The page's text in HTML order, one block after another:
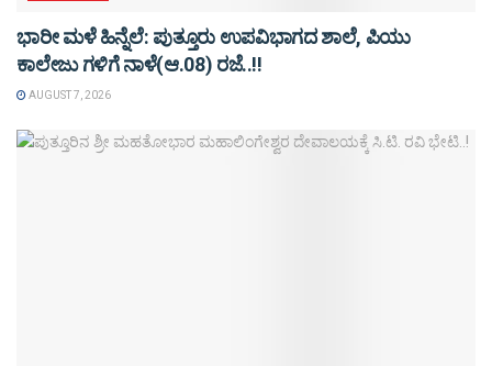
ಭಾರೀ ಮಳೆ ಹಿನ್ನೆಲೆ: ಪುತ್ತೂರು ಉಪವಿಭಾಗದ ಶಾಲೆ, ಪಿಯು
ಕಾಲೇಜು ಗಳಿಗೆ ನಾಳೆ(ಆ.08) ರಜೆ..!!
AUGUST 7, 2026